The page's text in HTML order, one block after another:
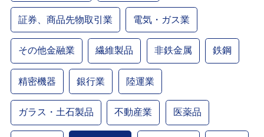
証券、商品先物取引業 電気・ガス業
その他金融業 繊維製品 非鉄金属 鉄鋼
精密機器 銀行業 陸運業
ガラス・土石製品 不動産業 医薬品